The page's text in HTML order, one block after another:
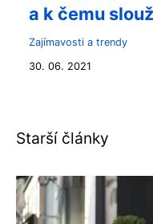
a k čemu
Zajímavosti a trendy
30. 06. 2021
Starší články